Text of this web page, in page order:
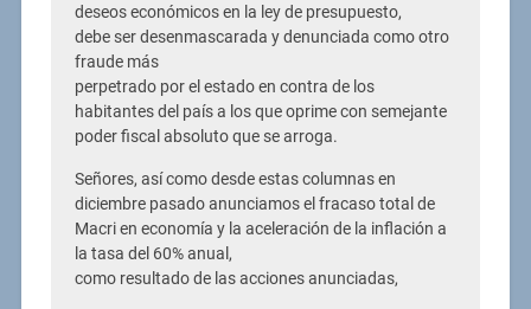
deseos económicos en la ley de presupuesto,
debe ser desenmascarada y denunciada como otro
fraude más
perpetrado por el estado en contra de los
habitantes del país a los que oprime con semejante
poder fiscal absoluto que se arroga.
Señores, así como desde estas columnas en
diciembre pasado anunciamos el fracaso total de
Macri en economía y la aceleración de la inflación a
la tasa del 60% anual,
como resultado de las acciones anunciadas,